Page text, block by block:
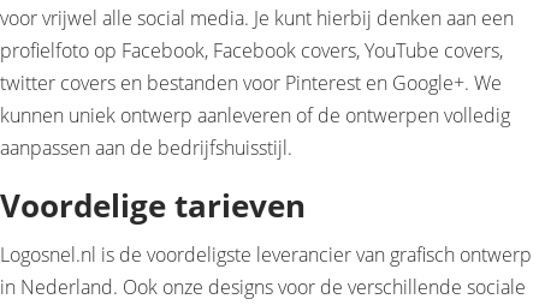
voor vrijwel alle social media. Je kunt hierbij denken aan een
profielfoto op Facebook, Facebook covers, YouTube covers,
twitter covers en bestanden voor Pinterest en Google+. We
kunnen uniek ontwerp aanleveren of de ontwerpen volledig
aanpassen aan de bedrijfshuisstijl.
Voordelige tarieven
Logosnel.nl is de voordeligste leverancier van grafisch ontwerp
in Nederland. Ook onze designs voor de verschillende sociale